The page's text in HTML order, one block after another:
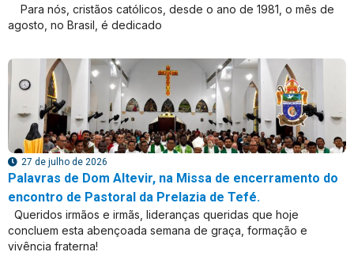
Para nós, cristãos católicos, desde o ano de 1981, o mês de
agosto, no Brasil, é dedicado
27 de julho de 2026
Palavras de Dom Altevir, na Missa de encerramento do
encontro de Pastoral da Prelazia de Tefé.
Queridos irmãos e irmãs, lideranças queridas que hoje
concluem esta abençoada semana de graça, formação e
vivência fraterna!